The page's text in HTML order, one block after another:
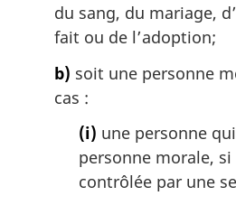
du sang, du mariage,
fait ou de l’adoption;
b) soit une personne
cas :
(i) une personne
personne morale,
contrôlée par une